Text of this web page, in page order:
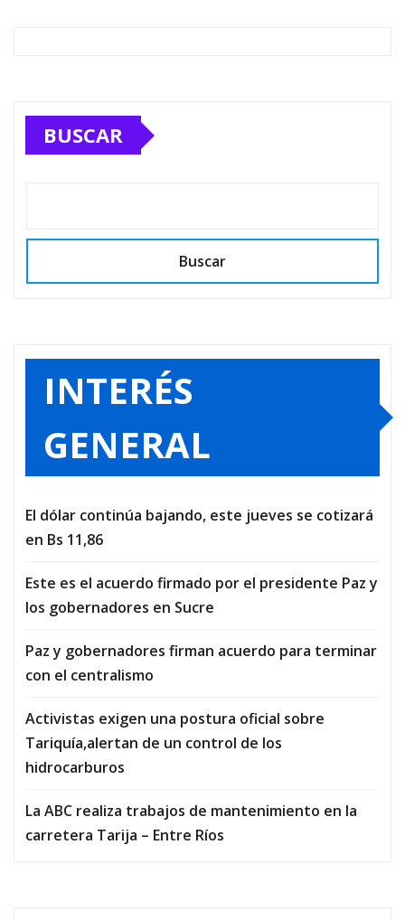
BUSCAR
Buscar
INTERÉS
GENERAL
El dólar continúa bajando, este jueves se cotizará
en Bs 11,86
Este es el acuerdo firmado por el presidente Paz y
los gobernadores en Sucre
Paz y gobernadores firman acuerdo para terminar
con el centralismo
Activistas exigen una postura oficial sobre
Tariquía,alertan de un control de los
hidrocarburos
La ABC realiza trabajos de mantenimiento en la
carretera Tarija – Entre Ríos